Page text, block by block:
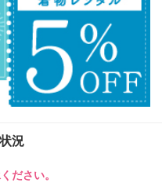
況
ださい。